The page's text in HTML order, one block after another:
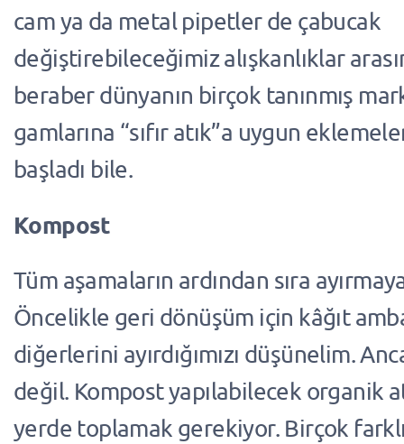
cam ya da metal pipetler de çabucak
değiştirebileceğimiz alışkanlıklar
beraber dünyanın birçok tanınmış
gamlarına “sıfır atık”a uygun
başladı bile.
Kompost
Tüm aşamaların ardından sıra
Öncelikle geri dönüşüm için kâğıt
diğerlerini ayırdığımızı düşünelim.
değil. Kompost yapılabilecek organik
yerde toplamak gerekiyor. Birçok